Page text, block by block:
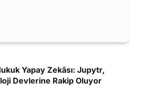
Yapay Zekâsı: Jupytr,
Devlerine Rakip Oluyor